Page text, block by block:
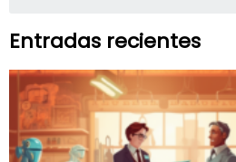
Entradas recientes